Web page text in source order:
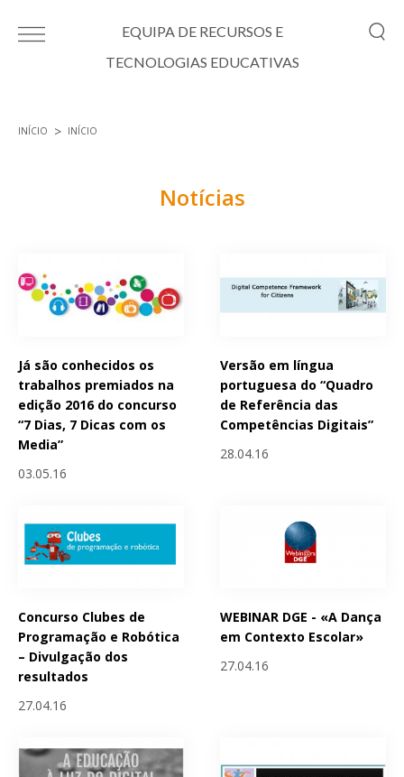
EQUIPA DE RECURSOS E
TECNOLOGIAS EDUCATIVAS
INÍCIO INÍCIO
Notícias
Já são conhecidos os
trabalhos premiados na
edição 2016 do concurso
“7 Dias, 7 Dicas com os
Media”
03.05.16
Versão em língua
portuguesa do “Quadro
de Referência das
Competências Digitais”
28.04.16
Concurso Clubes de
Programação e Robótica
– Divulgação dos
resultados
27.04.16
WEBINAR DGE - «A Dança
em Contexto Escolar»
27.04.16
Páginas